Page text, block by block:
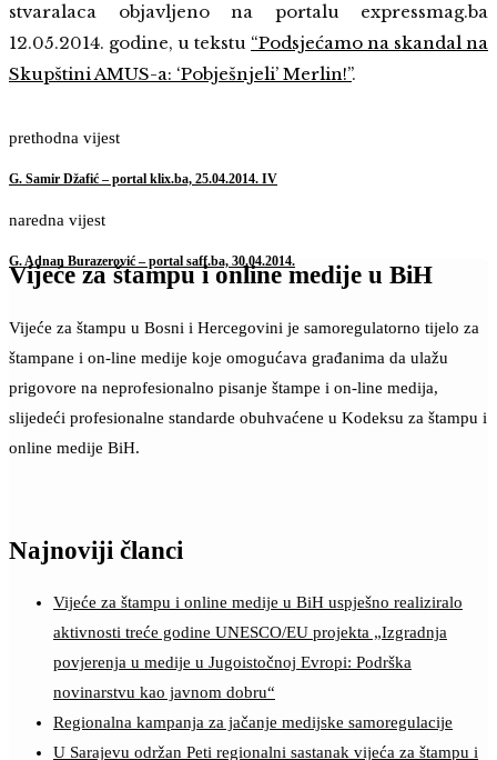
stvaralaca objavljeno na portalu expressmag.ba
12.05.2014. godine, u tekstu “Podsjećamo na skandal na
Skupštini AMUS-a: ‘Pobješnjeli’ Merlin!”.
prethodna vijest
G. Samir Džafić – portal klix.ba, 25.04.2014. IV
naredna vijest
G. Adnan Burazerović – portal saff.ba, 30.04.2014.
Vijeće za štampu i online medije u BiH
Vijeće za štampu u Bosni i Hercegovini je samoregulatorno tijelo za
štampane i on-line medije koje omogućava građanima da ulažu
prigovore na neprofesionalno pisanje štampe i on-line medija,
slijedeći profesionalne standarde obuhvaćene u Kodeksu za štampu i
online medije BiH.
Najnoviji članci
Vijeće za štampu i online medije u BiH uspješno realiziralo
aktivnosti treće godine UNESCO/EU projekta „Izgradnja
povjerenja u medije u Jugoistočnoj Evropi: Podrška
novinarstvu kao javnom dobru“
Regionalna kampanja za jačanje medijske samoregulacije
U Sarajevu održan Peti regionalni sastanak vijeća za štampu i